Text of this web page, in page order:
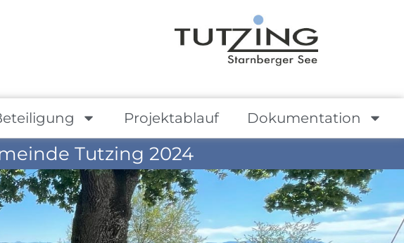
Projektablauf Dokumentation
Tutzing 2024